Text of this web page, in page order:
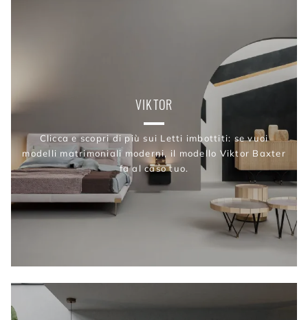
VIKTOR
Clicca e scopri di più sui Letti imbottiti: se vuoi
modelli matrimoniali moderni, il modello Viktor Baxter
fa al caso tuo.